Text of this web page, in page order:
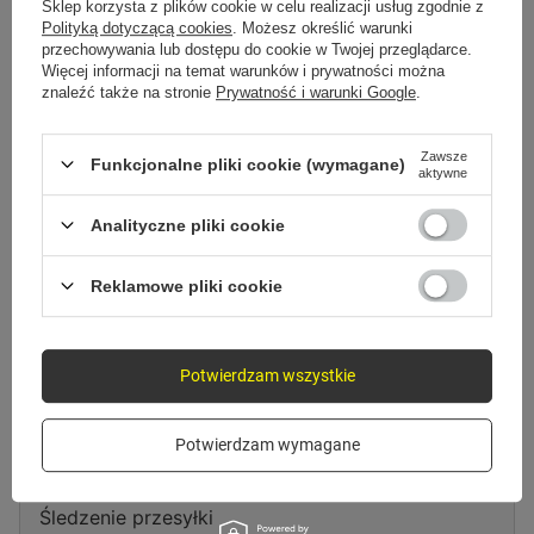
Spróbuj sprecyzować dokładniejsze parametry. Skorzystaj zwyszukiwarki
zaawansowanej.
Szukasz produktu, którego nie
mamy w ofercie?
Jeśli nie znalazłeś w naszej ofercie produktu, a chciałbyś kupić go w
naszym sklepie, możesz skorzystać ze specjalnego formularza i przesłać
nam opis szukanego przedmiotu. Aby móc to zrobić musisz być
zalogowany.
Zamówienia
Status zamówienia
Śledzenie przesyłki
Sklep korzysta z plików cookie w celu realizacji usług zgodnie z
Polityką dotyczącą cookies . Możesz określić warunki
przechowywania lub dostępu do cookie w Twojej przeglądarce.
Więcej informacji na temat warunków i prywatności można
znaleźć także na stronie Prywatność i warunki Google
Funkcjonalne pliki cookie (wymagane)
Zawsze
aktywne
Analityczne pliki cookie
Reklamowe pliki cookie
Potwierdzam wymagane
Potwierdzam wszystkie